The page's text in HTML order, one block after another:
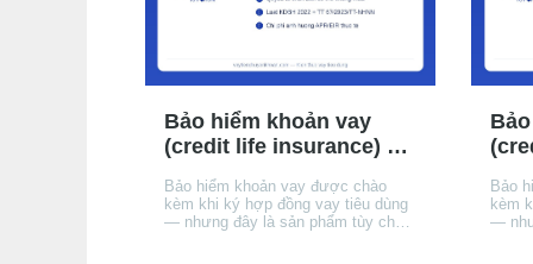
Bảo hiểm khoản vay
(credit life insurance) —
không, chi phí thực tế
Bảo hiểm khoản vay được chào
kèm khi ký hợp đồng vay tiêu dùng
— nhưng đây là sản phẩm tùy chọn,
Bảo
kèm
—